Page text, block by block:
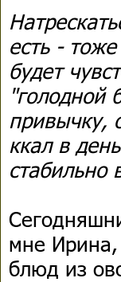
есть -
будет
"голодной
привычку,
ккал в
стабильно
мне Ирина,
блюд из